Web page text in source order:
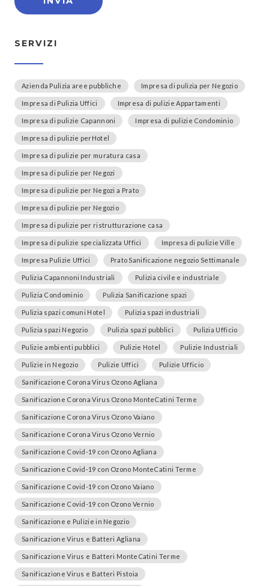
SERVIZI
Azienda Pulizia aree pubbliche Impresa di pulizia per Negozio
Impresa di Pulizia Uffici Impresa di pulizie Appartamenti
Impresa di pulizie Capannoni Impresa di pulizie Condominio
Impresa di pulizie perHotel
Impresa di pulizie per muratura casa
Impresa di pulizie per Negozi
Impresa di pulizie per Negozi a Prato
Impresa di pulizie per Negozio
Impresa di pulizie per ristrutturazione casa
Impresa di pulizie specializzata Uffici Impresa di pulizie Ville
Impresa Pulizie Uffici Prato Sanificazione negozio Settimanale
Pulizia Capannoni Industriali Pulizia civile e industriale
Pulizia Condominio Pulizia Sanificazione spazi
Pulizia spazi comuni Hotel Pulizia spazi industriali
Pulizia spazi Negozio Pulizia spazi pubblici Pulizia Ufficio
Pulizie ambienti pubblici Pulizie Hotel Pulizie Industriali
Pulizie in Negozio Pulizie Uffici Pulizie Ufficio
Sanificazione Corona Virus Ozono Agliana
Sanificazione Corona Virus Ozono MonteCatini Terme
Sanificazione Corona Virus Ozono Vaiano
Sanificazione Corona Virus Ozono Vernio
Sanificazione Covid-19 con Ozono Agliana
Sanificazione Covid-19 con Ozono MonteCatini Terme
Sanificazione Covid-19 con Ozono Vaiano
Sanificazione Covid-19 con Ozono Vernio
Sanificazione e Pulizie in Negozio
Sanificazione Virus e Batteri Agliana
Sanificazione Virus e Batteri MonteCatini Terme
Sanificazione Virus e Batteri Pistoia